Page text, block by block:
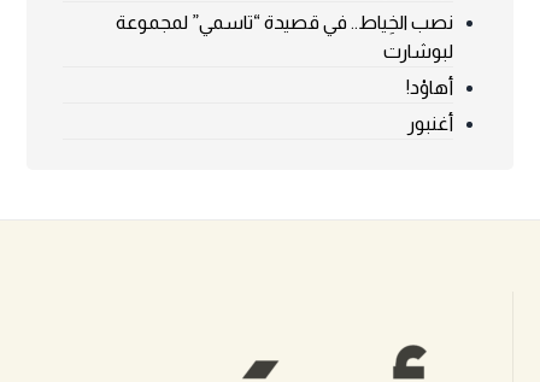
نصب الخِياط.. في قصيدة “تاسمي” لمجموعة
لبوشارت
أهاوْد!
أغنبور